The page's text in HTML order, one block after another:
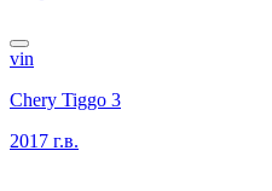
vin
Chery Tiggo 3
2017 г.в.